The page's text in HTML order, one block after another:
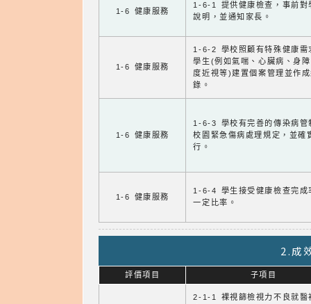
1-6 健康服務
1-6-1 提供健康檢查，事前對
說明，並通知家長。
1-6 健康服務
1-6-2 學校照顧有特殊健康需
學生(例如氣喘、心臟病、身
度近視等)建置個案管理並作
錄。
1-6 健康服務
1-6-3 學校有完善的傳染病管
校園緊急傷病處理規定，並確
行。
1-6 健康服務
1-6-4 學生接受健康檢查完成
一定比率。
2.成
評價項目 子項目
2-1-1 裸視篩檢視力不良就醫